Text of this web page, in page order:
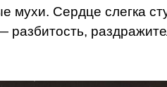
Сердце слегка